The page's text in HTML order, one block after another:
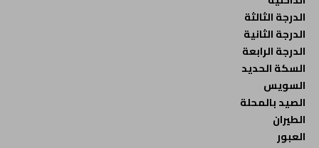
الدرجة الثالثة
الدرجة الثانية
الدرجة الرابعة
السكة الحديد
السويس
الصيد بالمحلة
الطيران
العبور